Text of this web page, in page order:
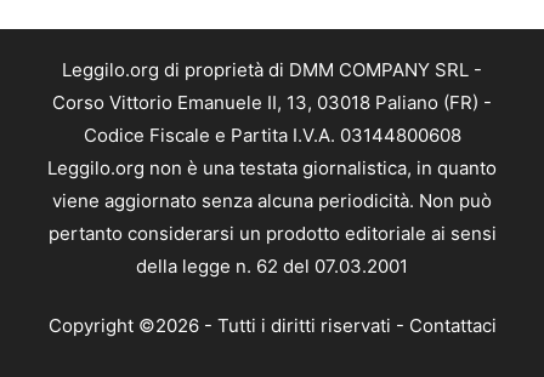
Leggilo.org di proprietà di DMM COMPANY SRL -
Corso Vittorio Emanuele II, 13, 03018 Paliano (FR) -
Codice Fiscale e Partita I.V.A. 03144800608
Leggilo.org non è una testata giornalistica, in quanto
viene aggiornato senza alcuna periodicità. Non può
pertanto considerarsi un prodotto editoriale ai sensi
della legge n. 62 del 07.03.2001
Copyright ©2026 - Tutti i diritti riservati - Contattaci